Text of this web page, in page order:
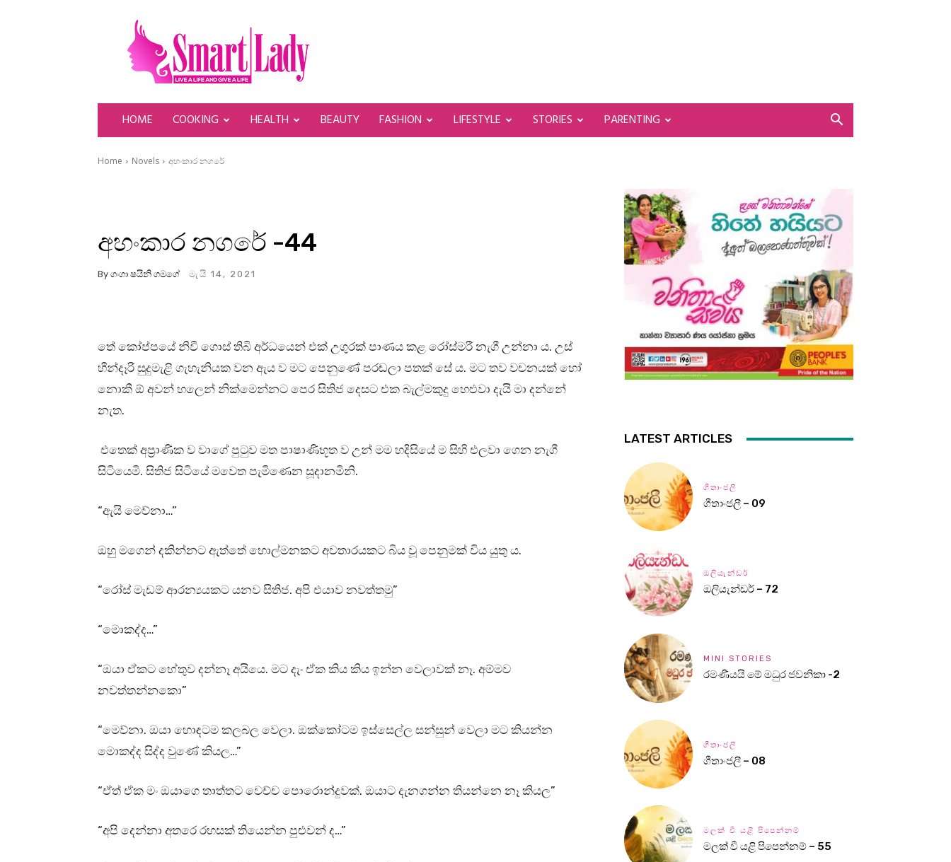
SmartLady
HOME COOKING HEALTH BEAUTY FASHION LIFESTYLE STORIES PARENTING
Home Novels අහංකාර නගරේ
අහංකාර නගරේ -44
By ගංගා ෂයිනි ගමගේ මැයි 14, 2021
තේ කෝප්පයේ නිවී ගොස් තිබි අර්ධයෙන් එක් උගුරක් පාණය කළ රෝස්මරී නැගී උන්නා ය. උස්
හීන්දෑරි සුදුමැළි ගැහැනියක වන ඇය ව මට පෙනුණේ පරඬලා පතක් සේ ය. මට තව වචනයක් හෝ
නොකී ඕ අවන් හලෙන් නික්මෙන්නට පෙර සිතිජ දෙසට එක බැල්මකුදු හෙළුවා දැයි මා දන්නේ
නැත.
එතෙක් අප්‍රාණික ව වාගේ පුටුව මත පාෂාණිභූත ව උන් මම හදිසියේ ම සිහි එලවා ගෙන නැගී
සිටියෙමි. සිතිජ සිටියේ මවෙත පැමිණෙන සූදානමිනි.
“ඇයි මෙව්නා…”
ඔහු මගෙන් දකින්නට ඇත්තේ හොල්මනකට අවතාරයකට බිය වූ පෙනුමක් විය යුතු ය.
“රෝස් මැඩම් ආරන්‍යයකට යනව සිතිජ. අපි එයාව නවත්තමු”
“මොකද්ද…”
“ඔයා ඒකට හේතුව දන්නෑ අයියෙ. මට දැං ඒක කිය කිය ඉන්න වෙලාවක් නෑ. අම්මව
නවත්තන්නකො”
“මෙව්නා. ඔයා හොඳටම කලබල වෙලා. ඔක්කෝටම ඉස්සෙල්ල සන්සුන් වෙලා මට කියන්න
මොකද්ද සිද්ද වුණේ කියල…”
“ඒත් ඒක මං ඔයාගෙ තාත්තට වෙච්ච පොරොන්දුවක්. ඔයාට දැනගන්න තියන්නෙ නෑ කියල”
“අපි දෙන්නා අතරෙ රහසක් තියෙන්න පුළුවන් ද…”
LATEST ARTICLES
ගීතාංජලී
ගීතාංජලී – 09
ඔලියැන්ඩර්
ඔලියැන්ඩර් – 72
MINI STORIES
රමණීයයි මේ මධුර ජවනිකා -2
ගීතාංජලී
ගීතාංජලී – 08
මලක් වී යළි පිපෙන්නම්
මලක් වී යළි පිපෙන්නම් – 55